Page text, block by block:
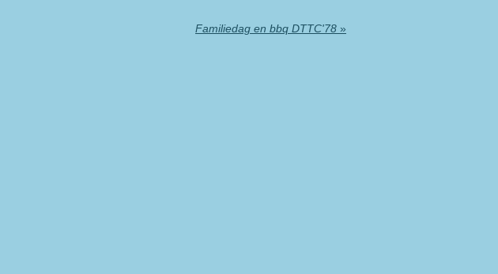
Familiedag en bbq DTTC'78 »